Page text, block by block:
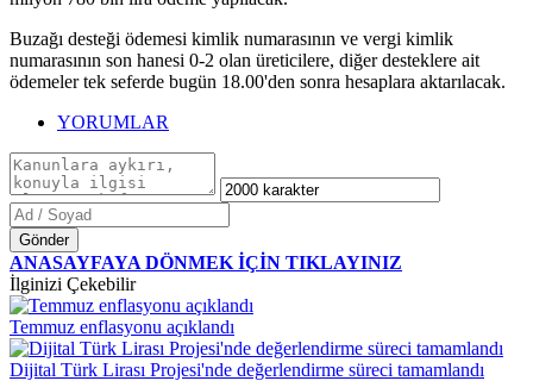
Buzağı desteği ödemesi kimlik numarasının ve vergi kimlik
numarasının son hanesi 0-2 olan üreticilere, diğer desteklere ait
ödemeler tek seferde bugün 18.00'den sonra hesaplara aktarılacak.
YORUMLAR
Gönder
ANASAYFAYA DÖNMEK İÇİN TIKLAYINIZ
İlginizi Çekebilir
Temmuz enflasyonu açıklandı
Dijital Türk Lirası Projesi'nde değerlendirme süreci tamamlandı